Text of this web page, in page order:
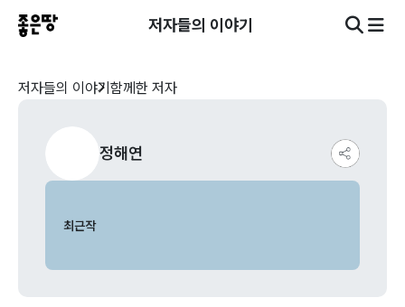
저자들의 이야기
저자들의 이야기 함께한 저자
정해연
최근작